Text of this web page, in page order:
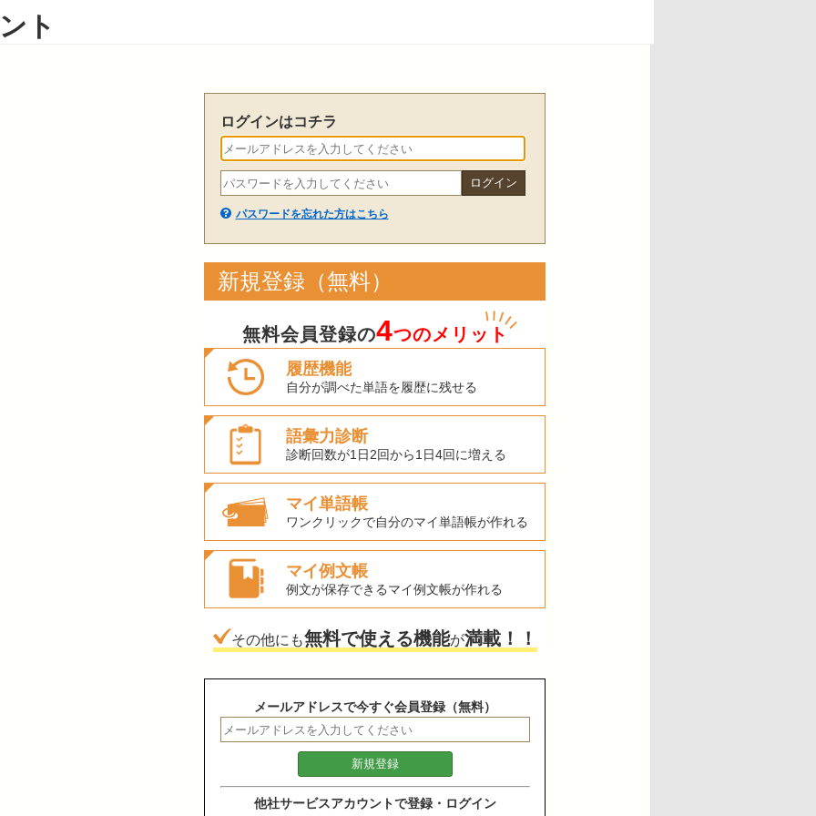
ト
ログインはコチラ
パスワードを忘れた方はこちら
新規登録（無料）
無料会員登録の4つのメリット
履歴機能
自分が調べた単語を履歴に残せる
語彙力診断
診断回数が1日2回から1日4回に増える
マイ単語帳
ワンクリックで自分のマイ単語帳が作れる
マイ例文帳
例文が保存できるマイ例文帳が作れる
その他にも無料で使える機能が満載！！
メールアドレスで今すぐ会員登録（無料）
他社サービスアカウントで登録・ログイン